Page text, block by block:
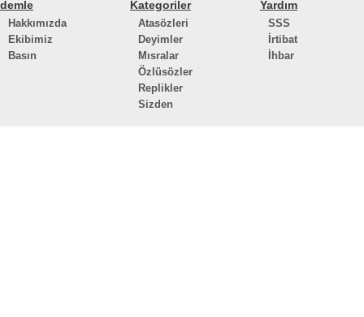
demle
Hakkımızda
Ekibimiz
Basın
Kategoriler
Atasözleri
Deyimler
Mısralar
Özlüsözler
Replikler
Sizden
Yardım
SSS
İrtibat
İhbar